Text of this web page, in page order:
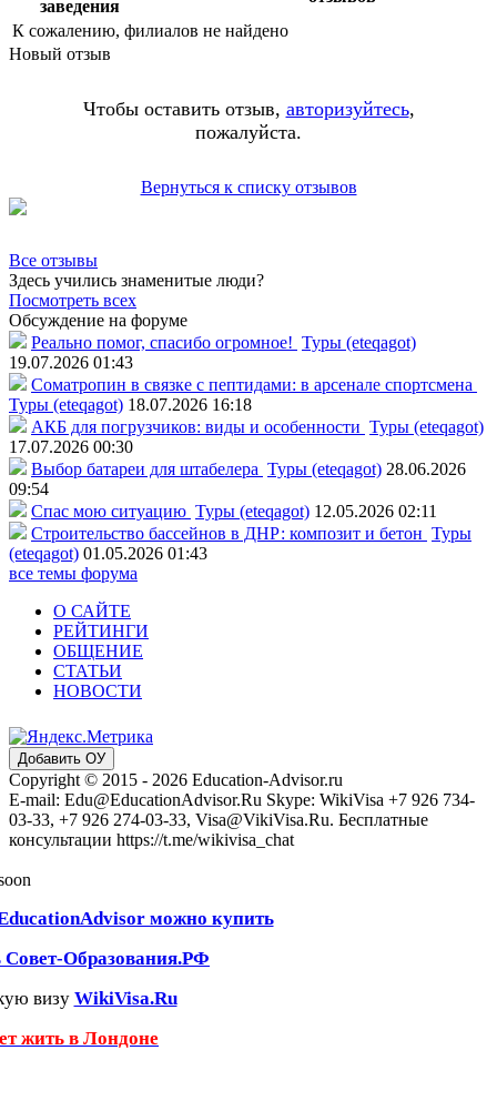
заведения
К сожалению, филиалов не найдено
Новый отзыв
Чтобы оставить отзыв, авторизуйтесь,
пожалуйста.
Вернуться к списку отзывов
Все отзывы
Здесь учились знаменитые люди?
Посмотреть всех
Обсуждение на форуме
Реально помог, спасибо огромное! Туры (eteqagot)
19.07.2026 01:43
Соматропин в связке с пептидами: в арсенале спортсмена
Туры (eteqagot) 18.07.2026 16:18
АКБ для погрузчиков: виды и особенности Туры (eteqagot)
17.07.2026 00:30
Выбор батареи для штабелера Туры (eteqagot) 28.06.2026
09:54
Спас мою ситуацию Туры (eteqagot) 12.05.2026 02:11
Строительство бассейнов в ДНР: композит и бетон Туры
(eteqagot) 01.05.2026 01:43
все темы форума
О САЙТЕ
РЕЙТИНГИ
ОБЩЕНИЕ
СТАТЬИ
НОВОСТИ
Добавить ОУ
Copyright © 2015 - 2026 Education-Advisor.ru
E-mail: Edu@EducationAdvisor.Ru Skype: WikiVisa +7 926 734-
03-33, +7 926 274-03-33, Visa@VikiVisa.Ru. Бесплатные
консультации https://t.me/wikivisa_chat
можно купить
Совет-Образования.РФ
визу WikiVisa.Ru
жить в Лондоне